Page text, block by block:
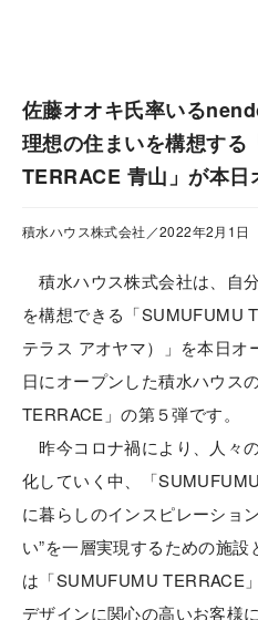
佐藤オオキ氏率いる
理想の住まいを構想する
TERRACE 青山」が本日
積水ハウス株式会社／2022年2月1日
積水ハウス株式会社は、自
を構想できる「SUMUFUMU
テラス アオヤマ）」を本日オ
日にオープンした積水ハウス
TERRACE」の第５弾です。
昨今コロナ禍により、人々
化していく中、「
に暮らしのインスピレーショ
い”を一層実現するための施
は「SUMUFUMU TERRACE
デザインに関心の高いお客様